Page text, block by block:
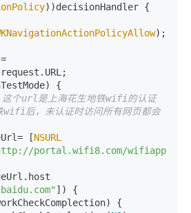
))decisionHandler {
);
{
个url是上海花生地铁wifi的认证
wifi后，未认证时访问所有网页都会
[NSURL
portal.wifi8.com/wifiapp"
]) {
{